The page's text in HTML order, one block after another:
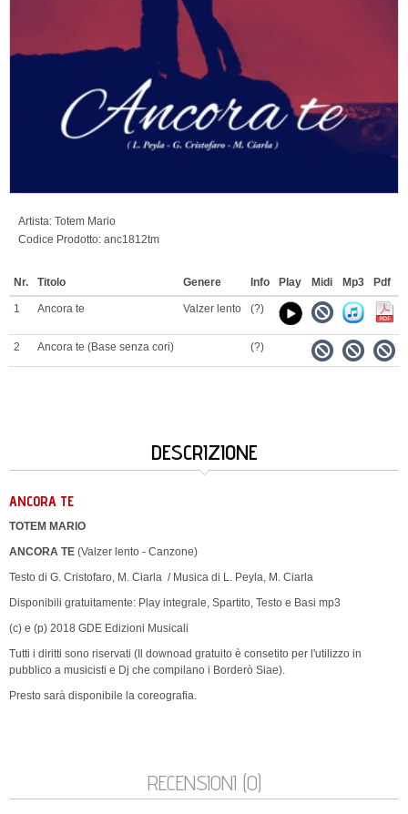
Artista: Totem Mario
Codice Prodotto: anc1812tm
Nr. Titolo Genere Info Play Midi Mp3 Pdf
1 Ancora te Valzer lento (?)
2 Ancora te (Base senza cori) (?)
DESCRIZIONE
ANCORA TE
TOTEM MARIO
ANCORA TE (Valzer lento - Canzone)
Testo di G. Cristofaro, M. Ciarla / Musica di L. Peyla, M. Ciarla
Disponibili gratuitamente: Play integrale, Spartito, Testo e Basi mp3
(c) e (p) 2018 GDE Edizioni Musicali
Tutti i diritti sono riservati (Il downoad gratuito è consetito per l'utilizzo in
pubblico a musicisti e Dj che compilano i Borderò Siae).
Presto sarà disponibile la coreografia.
RECENSIONI (0)